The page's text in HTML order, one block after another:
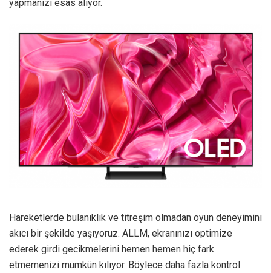
yapmanızı esas alıyor.
Hareketlerde bulanıklık ve titreşim olmadan oyun deneyimini
akıcı bir şekilde yaşıyoruz. ALLM, ekranınızı optimize
ederek girdi gecikmelerini hemen hemen hiç fark
etmemenizi mümkün kılıyor. Böylece daha fazla kontrol